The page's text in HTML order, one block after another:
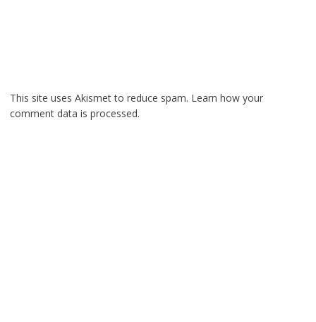
This site uses Akismet to reduce spam. Learn how your
comment data is processed.